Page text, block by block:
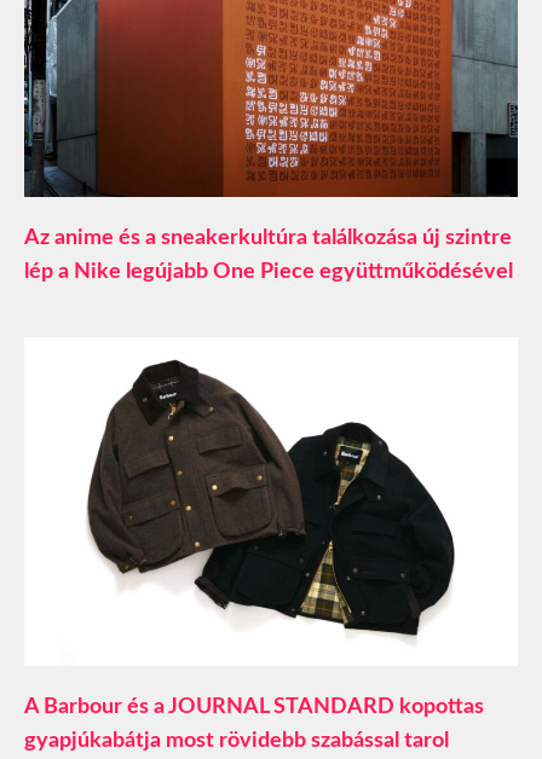
Az anime és a sneakerkultúra találkozása új szintre
lép a Nike legújabb One Piece együttműködésével
A Barbour és a JOURNAL STANDARD kopottas
gyapjúkabátja most rövidebb szabással tarol